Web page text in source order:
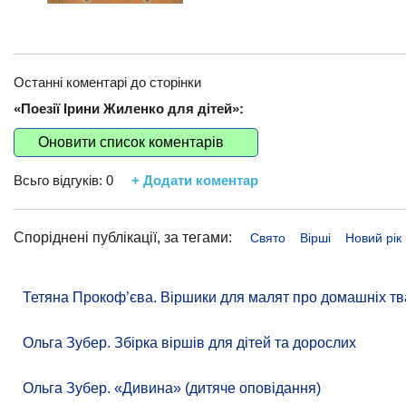
Останні коментарі до сторінки
«Поезії Ірини Жиленко для дітей»:
Оновити список коментарів
Всьго відгуків: 0 + Додати коментар
Споріднені публікації, за тегами: Свято Вірші Новий рік
Тетяна Прокоф’єва. Віршики для малят про домашніх
Ольга Зубер. Збірка віршів для дітей та дорослих
Ольга Зубер. «Дивина» (дитяче оповідання)